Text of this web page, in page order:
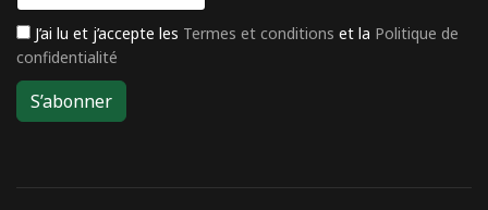
J’ai lu et j’accepte les Termes et conditions et la Politique de
confidentialité
S’abonner